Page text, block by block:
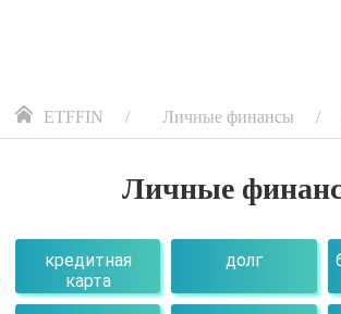
ETFFIN Личные финансы
Личные
кредитная
карта
долг